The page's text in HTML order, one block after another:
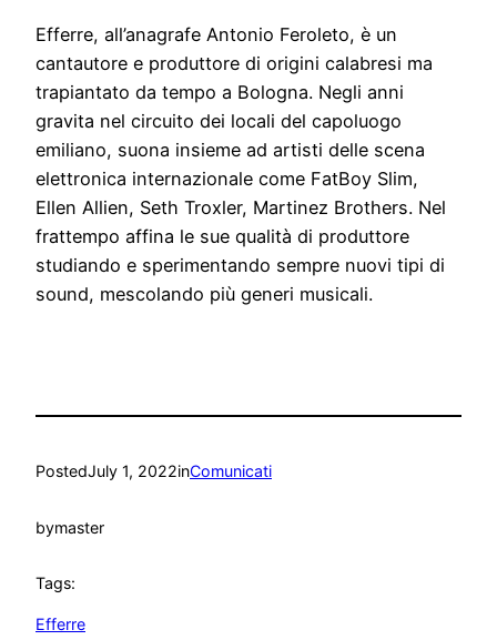
Efferre, all’anagrafe Antonio Feroleto, è un
cantautore e produttore di origini calabresi ma
trapiantato da tempo a Bologna. Negli anni
gravita nel circuito dei locali del capoluogo
emiliano, suona insieme ad artisti delle scena
elettronica internazionale come FatBoy Slim,
Ellen Allien, Seth Troxler, Martinez Brothers. Nel
frattempo affina le sue qualità di produttore
studiando e sperimentando sempre nuovi tipi di
sound, mescolando più generi musicali.
PostedJuly 1, 2022inComunicati
bymaster
Tags:
Efferre